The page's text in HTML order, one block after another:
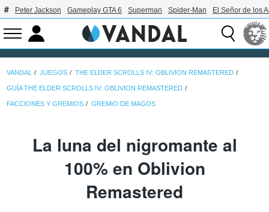
Peter Jackson Gameplay GTA 6 Superman Spider-Man El Señor de los
VANDAL JUEGOS THE ELDER SCROLLS IV: OBLIVION REMASTERED
GUÍA THE ELDER SCROLLS IV: OBLIVION REMASTERED
FACCIONES Y GREMIOS GREMIO DE MAGOS
La luna del nigromante al
100% en Oblivion
Remastered